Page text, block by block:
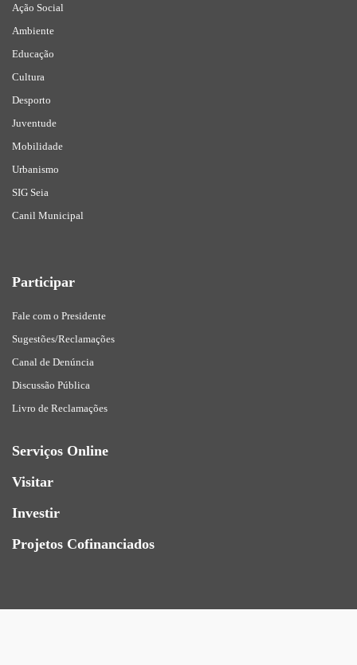
Ação Social
Ambiente
Educação
Cultura
Desporto
Juventude
Mobilidade
Urbanismo
SIG Seia
Canil Municipal
Participar
Fale com o Presidente
Sugestões/Reclamações
Canal de Denúncia
Discussão Pública
Livro de Reclamações
Serviços Online
Visitar
Investir
Projetos Cofinanciados